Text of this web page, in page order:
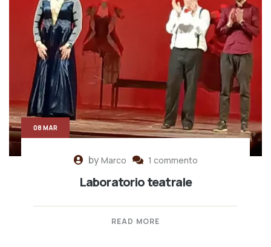
byMarco 1 commento
Laboratorio teatrale
READ MORE
08 MAR